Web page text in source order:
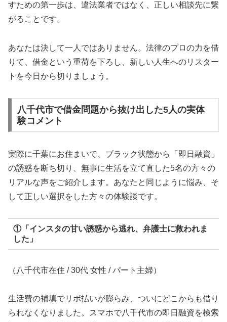
すための第一歩は、違法業者ではなく、正しい相談先に繋
がることです。
あなたは決して一人ではありません。法律のプロの力を借
りて、借金という重荷を下ろし、新しい人生へのリスター
トを今日から切りましょう。
八千代市で借金問題から抜け出した5人の実体
験コメント
実際に千葉にお住まいで、ブラック状態から「即日融資」
の誘惑を断ち切り、無事に生活を立て直した5名の方々の
リアルな声をご紹介します。あなたと同じように悩み、そ
して正しい選択をした方々の体験談です。
①「インスタの甘い誘惑から逃れ、弁護士に救われま
した」
（八千代市在住 / 30代 女性 / パート主婦）
生活費の補填でリボ払いが膨らみ、ついにどこからも借り
られなくなりました。スマホで八千代市の即日融資を検索